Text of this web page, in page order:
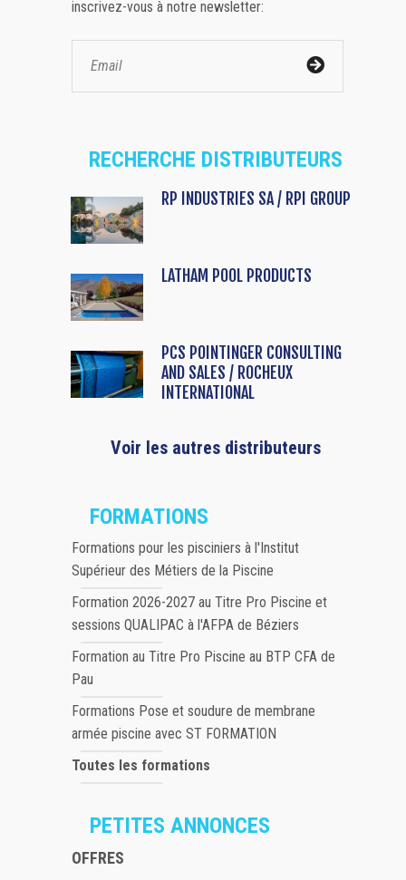
inscrivez-vous à notre newsletter:
RECHERCHE DISTRIBUTEURS
RP INDUSTRIES SA / RPI GROUP
LATHAM POOL PRODUCTS
PCS POINTINGER CONSULTING
AND SALES / ROCHEUX
INTERNATIONAL
Voir les autres distributeurs
FORMATIONS
Formations pour les pisciniers à l'Institut
Supérieur des Métiers de la Piscine
Formation 2026-2027 au Titre Pro Piscine et
sessions QUALIPAC à l'AFPA de Béziers
Formation au Titre Pro Piscine au BTP CFA de
Pau
Formations Pose et soudure de membrane
armée piscine avec ST FORMATION
Toutes les formations
PETITES ANNONCES
OFFRES